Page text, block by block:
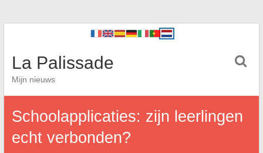
La Palissade
Mijn nieuws
Schoolapplicaties: zijn leerlingen
echt verbonden?